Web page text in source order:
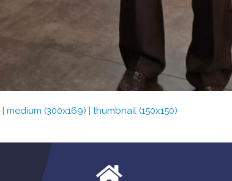
| medium (300x169) | thumbnail (150x150)